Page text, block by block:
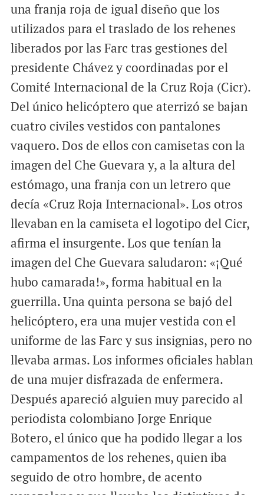
una franja roja de igual diseño que los
utilizados para el traslado de los rehenes
liberados por las Farc tras gestiones del
presidente Chávez y coordinadas por el
Comité Internacional de la Cruz Roja (Cicr).
Del único helicóptero que aterrizó se bajan
cuatro civiles vestidos con pantalones
vaquero. Dos de ellos con camisetas con la
imagen del Che Guevara y, a la altura del
estómago, una franja con un letrero que
decía «Cruz Roja Internacional». Los otros
llevaban en la camiseta el logotipo del Cicr,
afirma el insurgente. Los que tenían la
imagen del Che Guevara saludaron: «¡Qué
hubo camarada!», forma habitual en la
guerrilla. Una quinta persona se bajó del
helicóptero, era una mujer vestida con el
uniforme de las Farc y sus insignias, pero no
llevaba armas. Los informes oficiales hablan
de una mujer disfrazada de enfermera.
Después apareció alguien muy parecido al
periodista colombiano Jorge Enrique
Botero, el único que ha podido llegar a los
campamentos de los rehenes, quien iba
seguido de otro hombre, de acento